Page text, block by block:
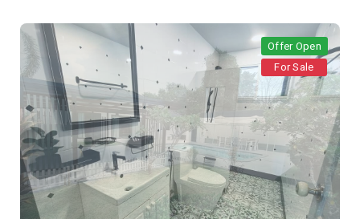
Offer Open
For Sale